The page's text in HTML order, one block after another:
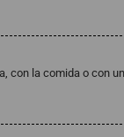
con la comida o con